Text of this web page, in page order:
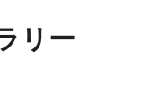
リー